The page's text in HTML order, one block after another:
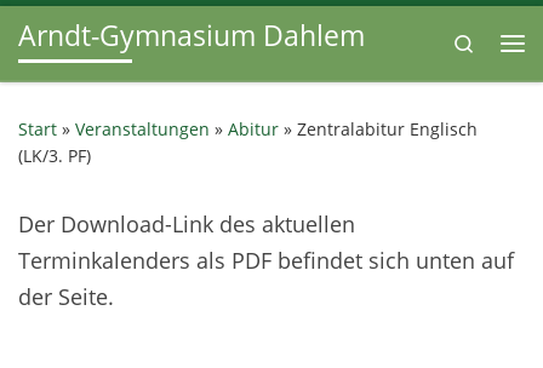
Zum Inhalt springen
Arndt-Gymnasium Dahlem
Search
Start » Veranstaltungen » Abitur » Zentralabitur Englisch
(LK/3. PF)
Der Download-Link des aktuellen
Terminkalenders als PDF befindet sich unten auf
der Seite.